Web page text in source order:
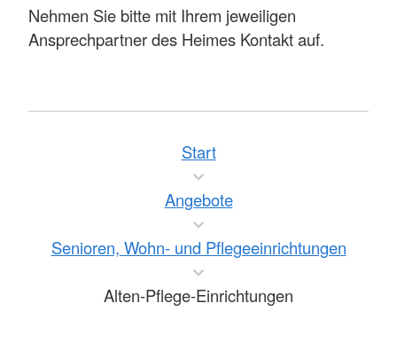
Nehmen Sie bitte mit Ihrem jeweiligen
Ansprechpartner des Heimes Kontakt auf.
Start
Angebote
Senioren, Wohn- und Pflegeeinrichtungen
Alten-Pflege-Einrichtungen